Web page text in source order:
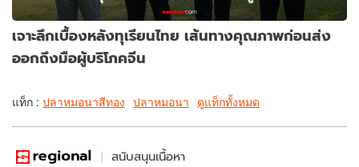
เจาะลึกเบื้องหลังทุเรียนไทย เส้นทางคุณภาพก่อนส่ง
ออกถึงมือผู้บริโภคจีน
แท็ก : ปลาหมอนาสีทอง ปลาหมอนา ดูแท็กทั้งหมด
สนับสนุนเนื้อหา